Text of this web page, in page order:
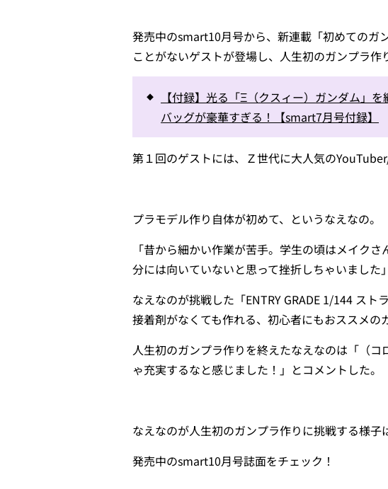
発売中のsmart10月号から、新連載「初めてのガ
ことがないゲストが登場し、人生初のガンプラ作
【付録】光る「Ξ（クスィー）ガンダム」
バッグが豪華すぎる！【smart7月号付録】
第１回のゲストには、Ｚ世代に大人気の
プラモデル作り自体が初めて、というなえなの。
「昔から細かい作業が苦手。学生の頃はメイク
分には向いていないと思って挫折しちゃいました
なえなのが挑戦した「ENTRY GRADE 1/144 ス
接着剤がなくても作れる、初心者にもおススメの
人生初のガンプラ作りを終えたなえなのは「（
ゃ充実するなと感じました！」とコメントした。
なえなのが人生初のガンプラ作りに挑戦する様子
発売中のsmart10月号誌面をチェック！